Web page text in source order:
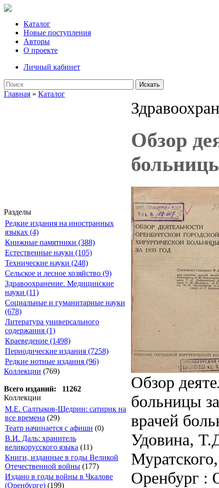
Каталог
Новые поступления
Авторы
О проекте
Личный кабинет
Искать
Главная » Каталог
Разделы
Редкие издания на иностранных
языках (4)
Книжные памятники (388)
Естественные науки (105)
Технические науки (248)
Сельское и лесное хозяйство (9)
Здравоохранение. Медицинские
науки (11)
Социальные и гуманитарные науки
(678)
Литература универсального
содержания (1)
Краеведение (1498)
Периодические издания (7258)
Редкие нотные издания (96)
Коллекции (769)
Всего изданий: 11262
Коллекции
М.Е. Салтыков-Щедрин: сатирик на
все времена (29)
Театр начинается с афиши (0)
В.И. Даль: хранитель
великорусского языка (11)
Книги, изданные в годы Великой
Отечественной войны (177)
Издано в годы войны в Чкалове
(Оренбурге) (199)
Обзор
Обзор
больницы
врачей
Удовина,
Оренбург :